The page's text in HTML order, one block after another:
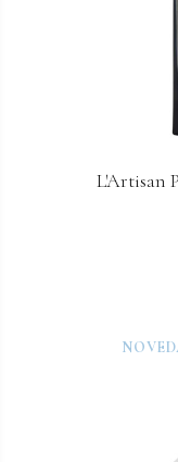
L'Artisan